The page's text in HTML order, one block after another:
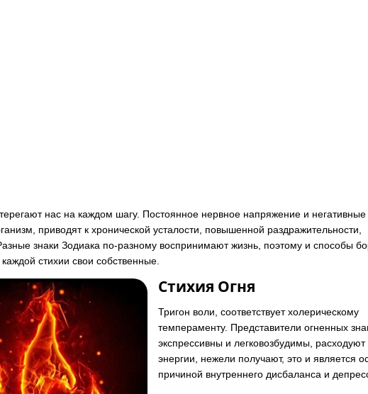
нас на каждом шагу. Постоянное нервное напряжение и
приводят к хронической усталости, повышенной раздражительности,
знаки Зодиака по-разному воспринимают жизнь, поэтому и способы
стихии свои собственные.
Стихия Огня
Тригон воли, соответствует холерическому
темпераменту. Представители огненных
экспрессивны и легковозбудимы,
энергии, нежели получают, это и является
причиной внутреннего дисбаланса и